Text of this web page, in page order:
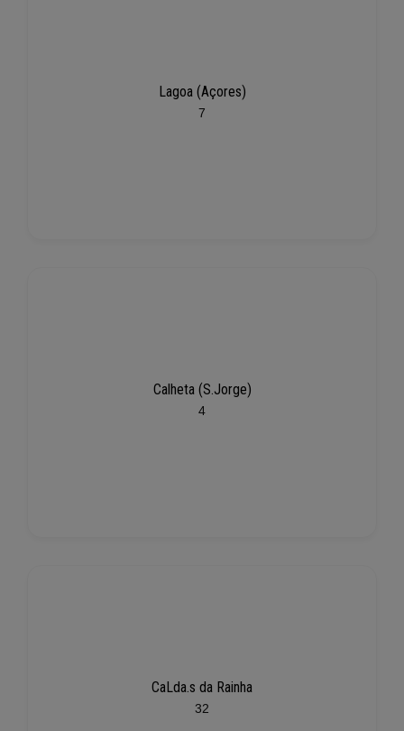
Lagoa (Açores)
7
Calheta (S.Jorge)
4
CaLda.s da Rainha
32